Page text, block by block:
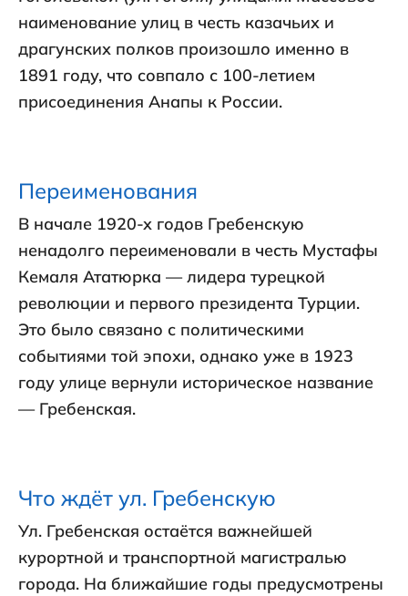
наименование улиц в честь казачьих и
драгунских полков произошло именно в
1891 году, что совпало с 100-летием
присоединения Анапы к России.
Переименования
В начале 1920-х годов Гребенскую
ненадолго переименовали в честь Мустафы
Кемаля Ататюрка — лидера турецкой
революции и первого президента Турции.
Это было связано с политическими
событиями той эпохи, однако уже в 1923
году улице вернули историческое название
— Гребенская.
Что ждёт ул. Гребенскую
Ул. Гребенская остаётся важнейшей
курортной и транспортной магистралью
города. На ближайшие годы предусмотрены